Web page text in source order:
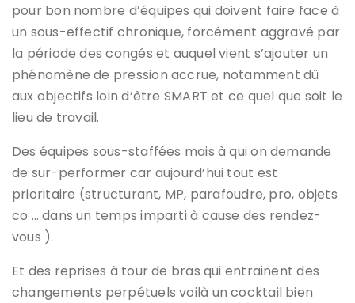
pour bon nombre d’équipes qui doivent faire face à
un sous-effectif chronique, forcément aggravé par
la période des congés et auquel vient s’ajouter un
phénomène de pression accrue, notamment dû
aux objectifs loin d’être SMART et ce quel que soit le
lieu de travail.
Des équipes sous-staffées mais à qui on demande
de sur-performer car aujourd’hui tout est
prioritaire (structurant, MP, parafoudre, pro, objets
co … dans un temps imparti à cause des rendez-
vous ).
Et des reprises à tour de bras qui entrainent des
changements perpétuels voilà un cocktail bien